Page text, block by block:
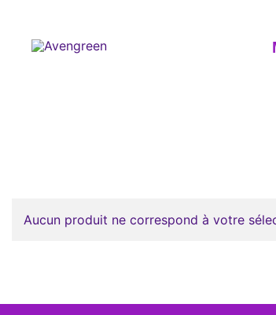
content
Aucun produit ne correspond à votre